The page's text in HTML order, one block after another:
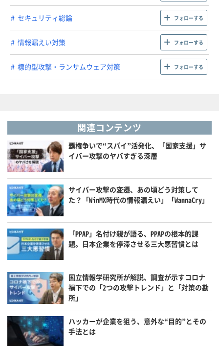
セキュリティ総論 フォローする
情報漏えい対策 フォローする
標的型攻撃・ランサムウェア対策 フォローする
関連コンテンツ
覇権争いで“スパイ”活発化、「国家支援」サ
イバー攻撃のヤバすぎる深層
サイバー攻撃の変遷、あの頃どう対策して
た？「WinMX時代の情報漏えい」「WannaCry」
「PPAP」名付け親が語る、PPAPの根本的課
題。日本企業を停滞させる三大悪習慣とは
国立情報学研究所が解説、調査が示すコロナ
禍下での「2つの攻撃トレンド」と「対策の勘
所」
ハッカーが企業を狙う、意外な“目的”とその
手法とは